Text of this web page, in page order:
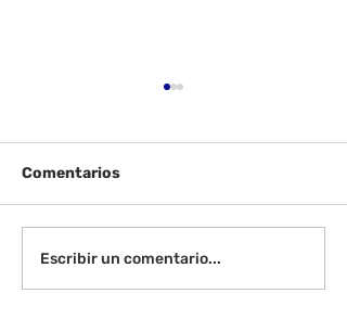
Instrucciones para la
reunión de la junta
Comentarios
Escribir un comentario...